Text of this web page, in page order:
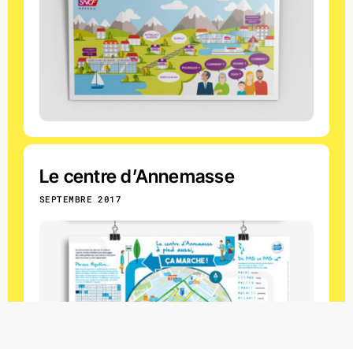
Le centre d’Annemasse
SEPTEMBRE 2017